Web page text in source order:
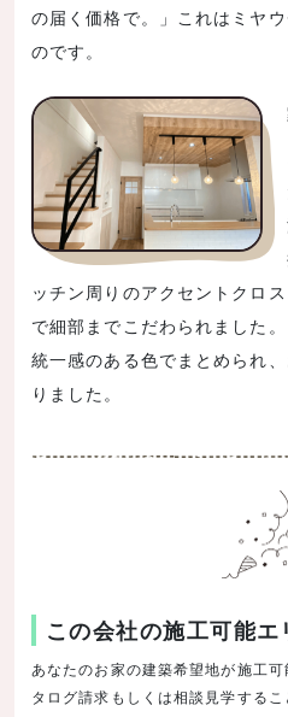
の届く価格で。」これはミヤ
のです。
ッチン周りのアクセントクロ
で細部までこだわられました
統一感のある色でまとめられ
りました。
この会社の施工可能エ
あなたのお家の建築希望地が施工
タログ請求もしくは相談見学するこ